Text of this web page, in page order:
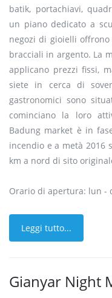
batik, portachiavi,
un piano dedicato a
negozi di gioielli
bracciali in argento. La
applicano prezzi fissi,
siete in cerca di
gastronomici sono
cominciano la loro
Badung market è in
incendio e a metà 2016
km a nord di sito
Orario di apertura: lun -
Leggi tutto...
Gianyar Night